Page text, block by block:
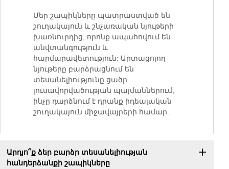
Մեր շապիկները պատրաստված են
շուղակայուն և շնչառական նյութերի
խառնուրդից, որոնք ապահովում են
անվտանգություն և
հարմարավետություն: Արտացոլող
նյութերը բարձրացնում են
տեսանելիությունը ցածր
լուսավորվածության պայմաններում,
ինչը դարձնում է դրանք իդեալական
շուղակայուն միջավայրերի համար:
Արդյո՞ք ձեր բարձր տեսանելիության
հանդերձանքի շապիկները